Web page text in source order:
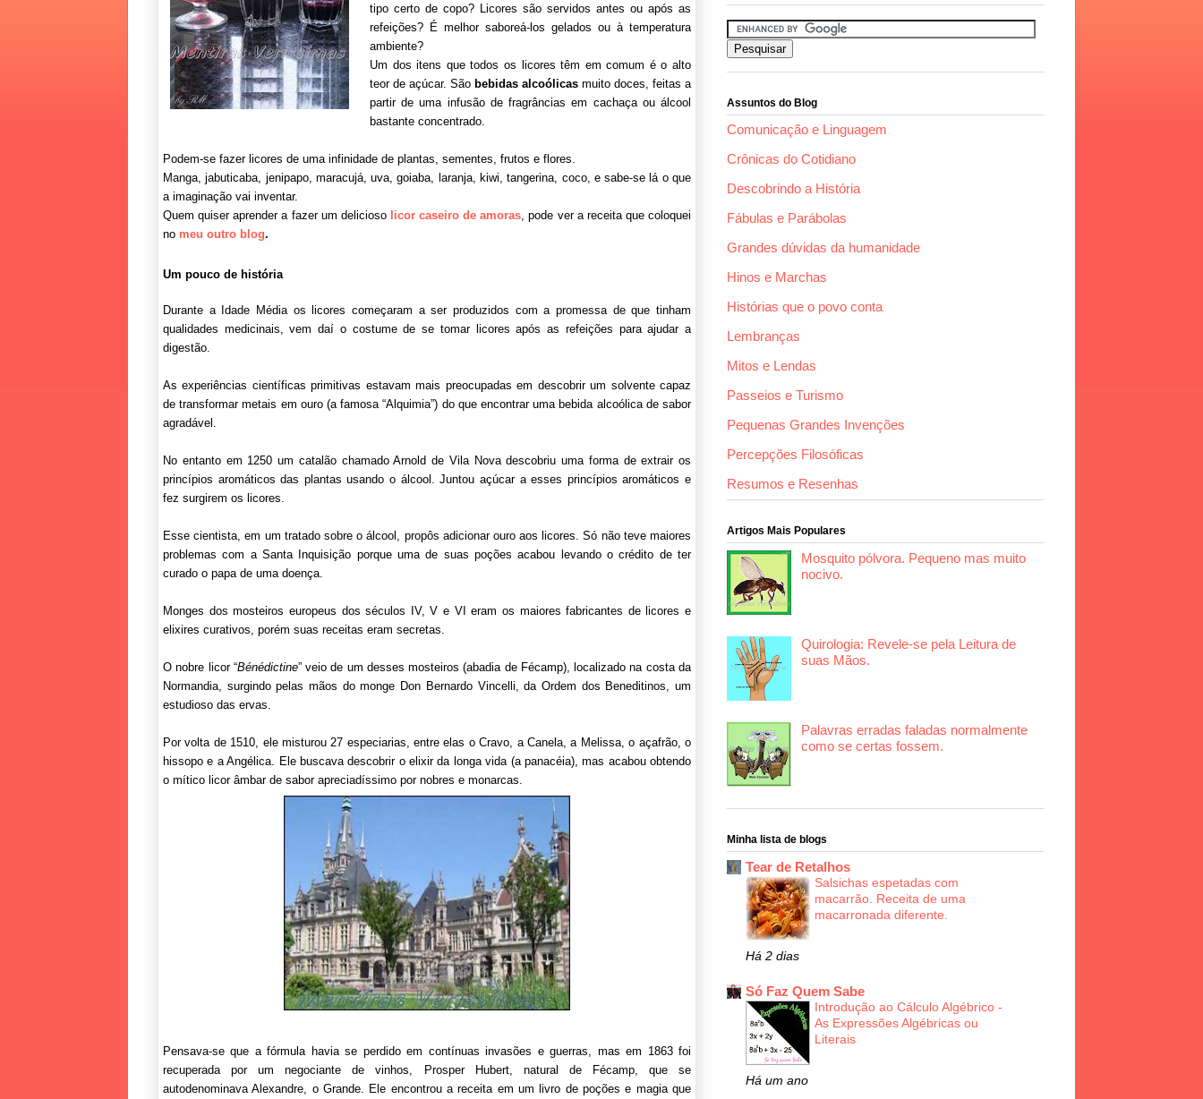
tipo certo de copo? Licores são servidos antes ou após as
refeições? É melhor saboreá-los gelados ou à temperatura
ambiente?
Um dos itens que todos os licores têm em comum é o alto
teor de açúcar. São bebidas alcoólicas muito doces, feitas a
partir de uma infusão de fragrâncias em cachaça ou álcool
bastante concentrado.
Podem-se fazer licores de uma infinidade de plantas, sementes, frutos e flores.
Manga, jabuticaba, jenipapo, maracujá, uva, goiaba, laranja, kiwi, tangerina, coco, e sabe-se lá o que
a imaginação vai inventar.
Quem quiser aprender a fazer um delicioso licor caseiro de amoras , pode ver a receita que coloquei
no meu outro blog.
Um pouco de história
Durante a Idade Média os licores começaram a ser produzidos com a promessa de que tinham
qualidades medicinais, vem daí o costume de se tomar licores após as refeições para ajudar a
digestão.
As experiências científicas primitivas estavam mais preocupadas em descobrir um solvente capaz
de transformar metais em ouro (a famosa “Alquimia”) do que encontrar uma bebida alcoólica de sabor
agradável.
No entanto em 1250 um catalão chamado Arnold de Vila Nova descobriu uma forma de extrair os
princípios aromáticos das plantas usando o álcool. Juntou açúcar a esses princípios aromáticos e
fez surgirem os licores.
Esse cientista, em um tratado sobre o álcool, propôs adicionar ouro aos licores. Só não teve maiores
problemas com a Santa Inquisição porque uma de suas poções acabou levando o crédito de ter
curado o papa de uma doença.
Monges dos mosteiros europeus dos séculos IV, V e VI eram os maiores fabricantes de licores e
elixires curativos, porém suas receitas eram secretas.
O nobre licor “Bénédictine” veio de um desses mosteiros (abadia de Fécamp), localizado na costa da
Normandia, surgindo pelas mãos do monge Don Bernardo Vincelli, da Ordem dos Beneditinos, um
estudioso das ervas.
Por volta de 1510, ele misturou 27 especiarias, entre elas o Cravo, a Canela, a Melissa, o açafrão, o
hissopo e a Angélica. Ele buscava descobrir o elixir da longa vida (a panacéia), mas acabou obtendo
o mítico licor âmbar de sabor apreciadíssimo por nobres e monarcas.
Pensava-se que a fórmula havia se perdido em contínuas invasões e guerras, mas em 1863 foi
recuperada por um negociante de vinhos, Prosper Hubert, natural de Fécamp, que se
autodenominava Alexandre, o Grande. Ele encontrou a receita em um livro de poções e magia que
Assuntos do Blog
Comunicação e Linguagem
Crônicas do Cotidiano
Descobrindo a História
Fábulas e Parábolas
Grandes dúvidas da humanidade
Hinos e Marchas
Histórias que o povo conta
Lembranças
Mitos e Lendas
Passeios e Turismo
Pequenas Grandes Invenções
Percepções Filosóficas
Resumos e Resenhas
Artigos Mais Populares
Mosquito pólvora. Pequeno mas muito
nocivo.
Quirologia: Revele-se pela Leitura de
suas Mãos.
Palavras erradas faladas normalmente
como se certas fossem.
Minha lista de blogs
Tear de Retalhos
Salsichas espetadas com
macarrão. Receita de uma
macarronada diferente.
Há 2 dias
Só Faz Quem Sabe
Introdução ao Cálculo Algébrico -
As Expressões Algébricas ou
Literais
Há um ano